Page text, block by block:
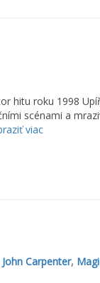
hitu roku 1998
scénami a
viac
John Carpenter,